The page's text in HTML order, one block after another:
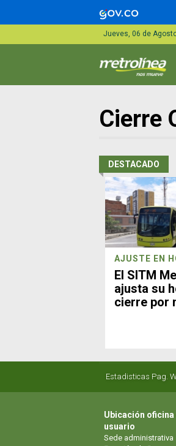
Jueves, 06 de
Cierre
DESTACADO
AJUSTE EN
El SITM
ajusta su
cierre por
Estadisticas Pag.
Ubicación oficina
usuario
Sede administrativa